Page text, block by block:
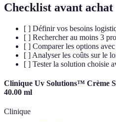
Checklist avant achat
[ ] Définir vos besoins
[ ] Rechercher au moins 3
[ ] Comparer les options
[ ] Analyser les coûts sur le
[ ] Tester la solution choisie
Clinique Uv Solutions™ Crème
40.00 ml
Clinique